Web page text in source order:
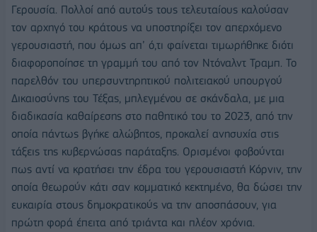
Γερουσία. Πολλοί από αυτούς τους τελευταίους καλούσαν
τον αρχηγό του κράτους να υποστηρίξει τον απερχόμενο
γερουσιαστή, που όμως απ’ ό,τι φαίνεται τιμωρήθηκε διότι
διαφοροποίησε τη γραμμή του από τον Ντόναλντ Τραμπ. Το
παρελθόν του υπερσυντηρητικού πολιτειακού υπουργού
Δικαιοσύνης του Τέξας, μπλεγμένου σε σκάνδαλα, με μια
διαδικασία καθαίρεσης στο παθητικό του το 2023, από την
οποία πάντως βγήκε αλώβητος, προκαλεί ανησυχία στις
τάξεις της κυβερνώσας παράταξης. Ορισμένοι φοβούνται
πως αντί να κρατήσει την έδρα του γερουσιαστή Κόρνιν, την
οποία θεωρούν κάτι σαν κομματικό κεκτημένο, θα δώσει την
ευκαιρία στους δημοκρατικούς να την αποσπάσουν, για
πρώτη φορά έπειτα από τριάντα και πλέον χρόνια.